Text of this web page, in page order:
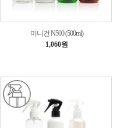
미니건 N500 (500ml)
1,060원